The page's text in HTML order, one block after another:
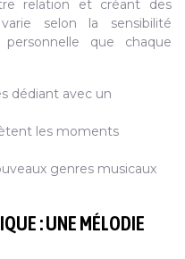
relation et créant des
selon la sensibilité
que chaque
dédiant avec un
les moments
genres musicaux
: UNE MÉLODIE